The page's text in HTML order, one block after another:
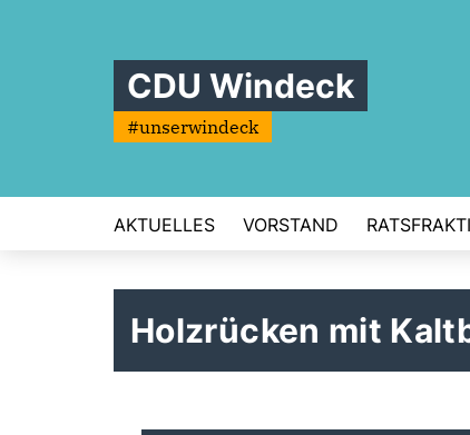
CDU Windeck
#unserwindeck
AKTUELLES VORSTAND
Holzrücken mit